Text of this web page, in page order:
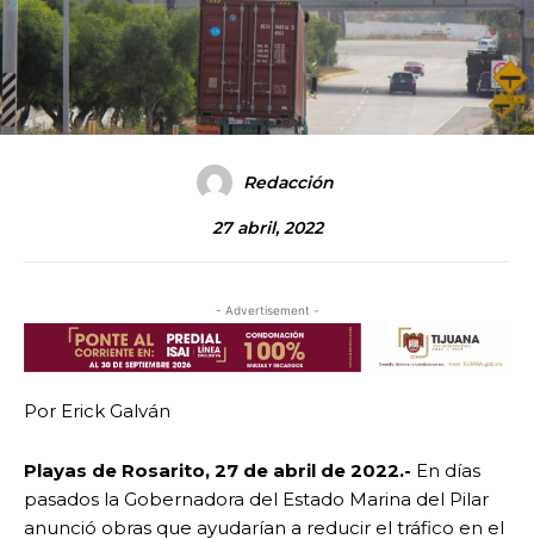
Redacción
27 abril, 2022
- Advertisement -
Por Erick Galván
Playas de Rosarito, 27 de abril de 2022.- En días
pasados la Gobernadora del Estado Marina del Pilar
anunció obras que ayudarían a reducir el tráfico en el